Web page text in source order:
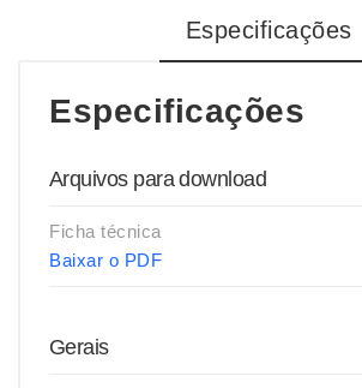
Especificações
Especificações
Arquivos para download
Ficha técnica
Baixar o PDF
Gerais